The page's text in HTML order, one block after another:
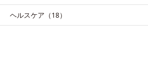
ヘルスケア（18）